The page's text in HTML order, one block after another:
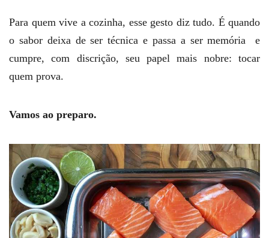
Para quem vive a cozinha, esse gesto diz tudo. É quando
o sabor deixa de ser técnica e passa a ser memória e
cumpre, com discrição, seu papel mais nobre: tocar
quem prova.
Vamos ao preparo.